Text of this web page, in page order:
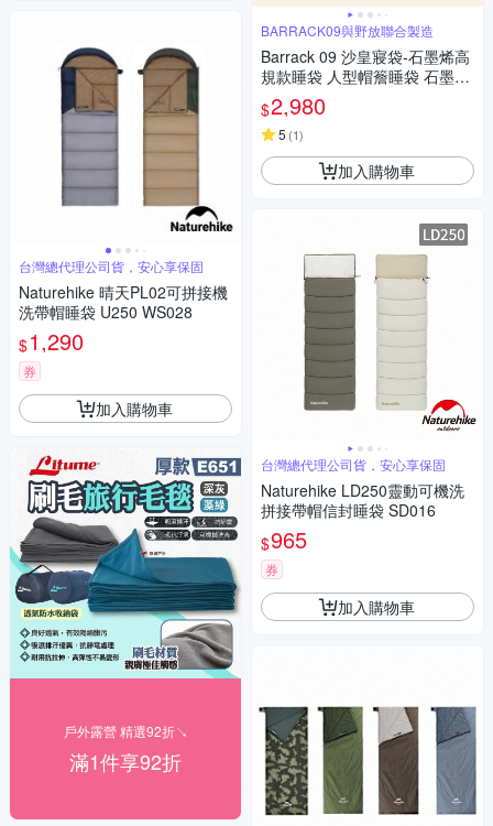
台灣總代理公司貨，安心享保固
Naturehike 晴天PL02可拼接機
洗帶帽睡袋 U250 WS028
$1,290
券
加入購物車
戶外露營 精選92折↘
滿1件享92折
BARRACK09與野放聯合製造
Barrack 09 沙皇寢袋-石墨烯高
規款睡袋 人型帽簷睡袋 石墨烯
睡袋 露營 悠遊戶外
$2,980
5 (1)
加入購物車
台灣總代理公司貨，安心享保固
Naturehike LD250靈動可機洗
拼接帶帽信封睡袋 SD016
$965
券
加入購物車